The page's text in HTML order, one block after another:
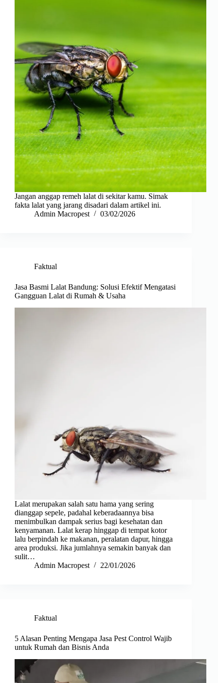
Jangan anggap remeh lalat di sekitar kamu. Simak
fakta lalat yang jarang disadari dalam artikel ini.
Admin Macropest
03/02/2026
Faktual
Jasa Basmi Lalat Bandung: Solusi Efektif Mengatasi
Gangguan Lalat di Rumah & Usaha
Lalat merupakan salah satu hama yang sering
dianggap sepele, padahal keberadaannya bisa
menimbulkan dampak serius bagi kesehatan dan
kenyamanan. Lalat kerap hinggap di tempat kotor
lalu berpindah ke makanan, peralatan dapur, hingga
area produksi. Jika jumlahnya semakin banyak dan
sulit…
Admin Macropest
22/01/2026
Faktual
5 Alasan Penting Mengapa Jasa Pest Control Wajib
untuk Rumah dan Bisnis Anda